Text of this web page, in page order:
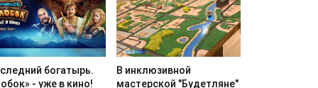
богатырь.
- уже в кино!
В инклюзивной
мастерской "Будетляне"